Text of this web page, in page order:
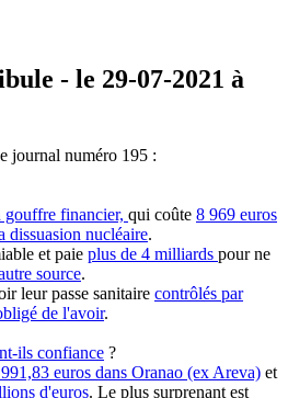
- le 29-07-2021 à
journal numéro 195 :
gouffre financier, qui coûte 8 969 euros
dissuasion nucléaire.
et paie plus de 4 milliards pour ne
source.
leur passe sanitaire contrôlés par
de l'avoir.
ils confiance ?
euros dans Oranao (ex Areva) et
d'euros. Le plus surprenant est